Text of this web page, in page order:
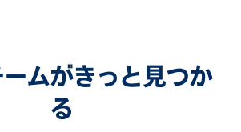
ムがきっと見つか
る